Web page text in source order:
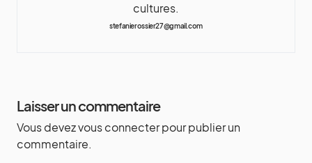
cultures.
stefanierossier27@gmail.com
Laisser un commentaire
Vous devezvous connecterpour publier un
commentaire.